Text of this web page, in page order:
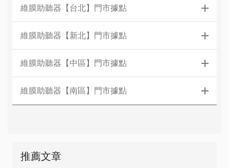
維膜助聽器【台北】門市據點
維膜助聽器【新北】門市據點
維膜助聽器【中區】門市據點
維膜助聽器【南區】門市據點
推薦文章